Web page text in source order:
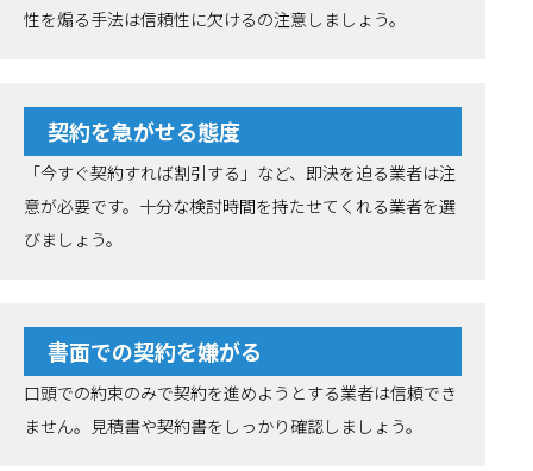
性を煽る手法は信頼性に欠けるの注意しましょう。
契約を急がせる態度
「今すぐ契約すれば割引する」など、即決を迫る業者は注
意が必要です。十分な検討時間を持たせてくれる業者を選
びましょう。
書面での契約を嫌がる
口頭での約束のみで契約を進めようとする業者は信頼でき
ません。見積書や契約書をしっかり確認しましょう。